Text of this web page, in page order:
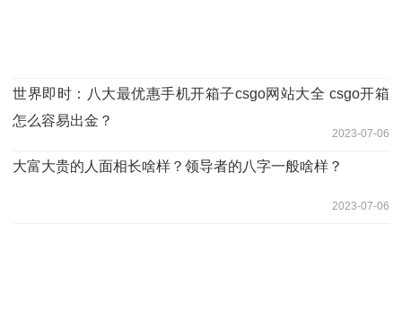
世界即时：八大最优惠手机开箱子csgo网站大全 csgo开箱
怎么容易出金？
2023-07-06
大富大贵的人面相长啥样？领导者的八字一般啥样？
2023-07-06